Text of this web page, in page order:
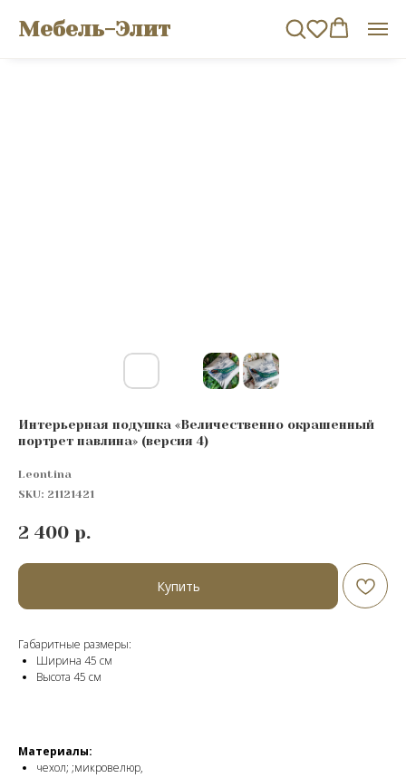
Мебель-Элит
Интерьерная подушка «Величественно окрашенный
портрет павлина» (версия 4)
Leontina
SKU: 21121421
2 400 р.
Купить
Габаритные размеры:
Ширина 45 см
Высота 45 см
Материалы:
чехол; ;микровелюр,